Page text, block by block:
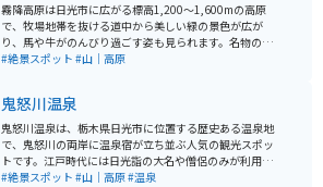
霧降高原は日光市に広がる標高1,200〜1,600mの高原
で、牧場地帯を抜ける道中から美しい緑の景色が広が
り、馬や牛がのんびり過ごす姿も見られます。名物の
「キスゲ平園地」には約1,400段の階段があり、20〜30
広がり、夏にはニッコウキスゲの鮮やかな群生が楽しめ
ます。高原道路は走りやすく、カーブが続く爽快なルー
トでバイクツーリングにも最適。霧が立ち込める幻想的
な景色に出会えることもあり、写真好きにも人気のスポ
ットです。
#絶景スポット #山｜高原
鬼怒川温泉
鬼怒川温泉は、栃木県日光市に位置する歴史ある温泉地
で、鬼怒川の両岸に温泉宿が立ち並ぶ人気の観光スポッ
トです。江戸時代には日光詣の大名や僧侶のみが利用で
きた高貴な温泉として知られていましたが、明治以降に
#絶景スポット #山｜高原#温泉